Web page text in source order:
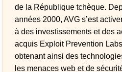
de la République tchèque.
années 2000, AVG s’est
à des investissements et des
acquis Exploit Prevention
obtenant ainsi des
les menaces web et de